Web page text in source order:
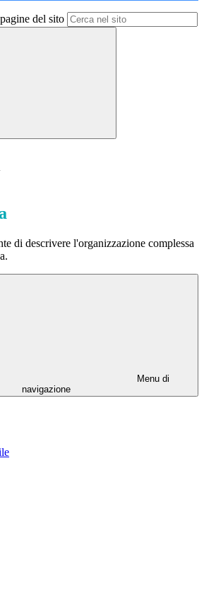
del sito
di descrivere l'organizzazione complessa
Menu di
navigazione